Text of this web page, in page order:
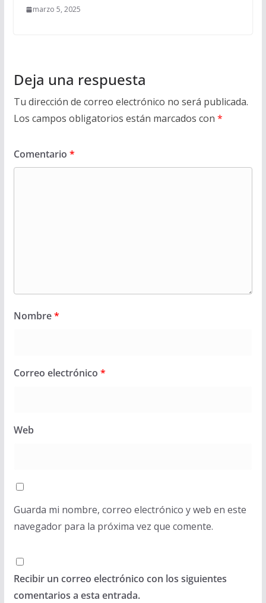
marzo 5, 2025
Deja una respuesta
Tu dirección de correo electrónico no será publicada.
Los campos obligatorios están marcados con *
Comentario *
Nombre*
Correo electrónico *
Web
Guarda mi nombre, correo electrónico y web en este
navegador para la próxima vez que comente.
Recibir un correo electrónico con los siguientes
comentarios a esta entrada.